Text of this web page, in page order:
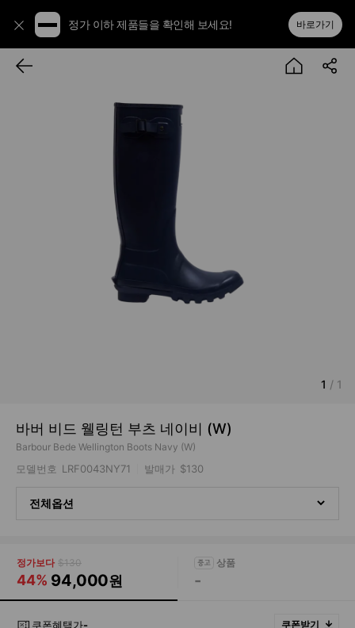
정가 이하 제품들을 확인해 보세요! 바로가기
1 / 1
바버 비드 웰링턴 부츠 네이비 (W)
Barbour Bede Wellington Boots Navy (W)
모델번호 LRF0043NY71 발매가 $130
전체옵션
정가보다 $130
44% 94,000원 -